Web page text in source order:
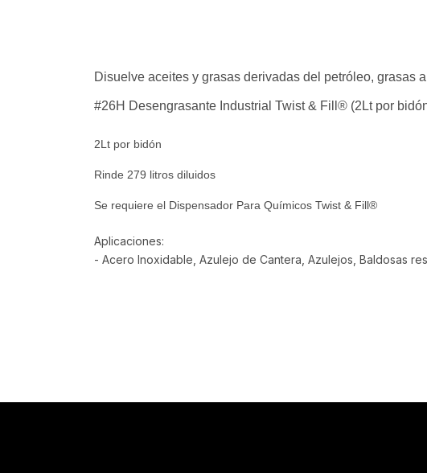
Disuelve aceites y grasas derivadas del petróleo, grasas
#26H Desengrasante Industrial Twist & Fill® (2Lt por
2Lt por bidón
Rinde 279 litros diluidos
Se requiere el Dispensador Para Químicos Twist & Fill®
Aplicaciones:
- Acero Inoxidable, Azulejo de Cantera, Azulejos, Baldosas